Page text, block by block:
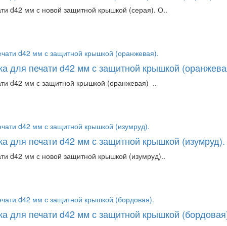
d42 мм с новой защитной крышкой (серая). О..
для печати d42 мм с защитной крышкой
d42 мм с защитной крышкой (оранжевая) ..
для печати d42 мм с защитной крышкой (изумруд).
d42 мм с новой защитной крышкой (изумруд)..
для печати d42 мм с защитной крышкой